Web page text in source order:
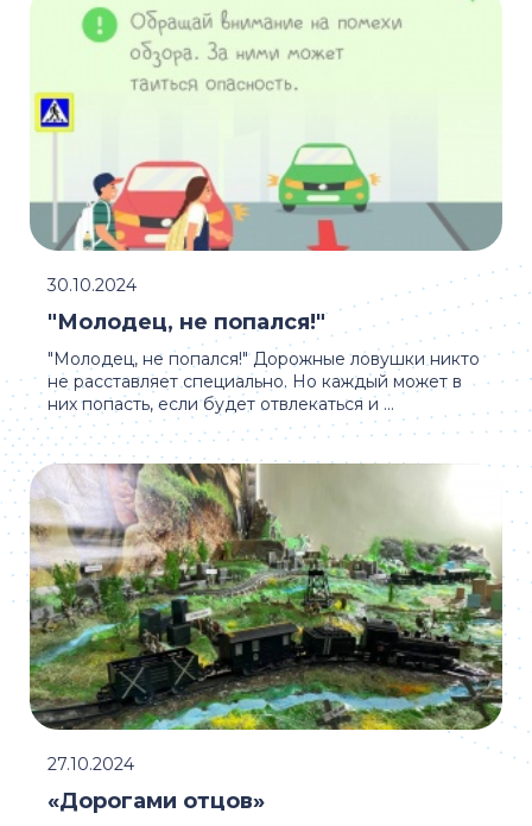
"Молодец, не попался!" Дорожные ловушки никто
не расставляет специально. Но каждый может в
них попасть, если будет отвлекаться и ...
"Молодец, не попался!"
30.10.2024
«Дорогами отцов»
27.10.2024